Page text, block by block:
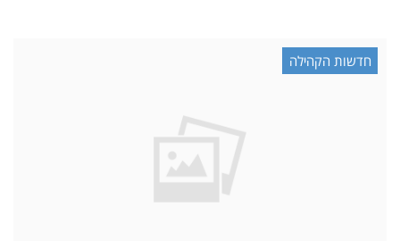
חדשות הקהילה